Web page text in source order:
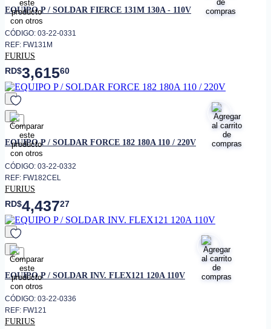
EQUIPO P / SOLDAR FIERCE 131M 130A - 110V
CÓDIGO: 03-22-0331
REF: FW131M
FURIUS
RD$3,61560
favorito
EQUIPO P / SOLDAR FORCE 182 180A 110 / 220V
CÓDIGO: 03-22-0332
REF: FW182CEL
FURIUS
RD$4,43727
favorito
EQUIPO P / SOLDAR INV. FLEX121 120A 110V
CÓDIGO: 03-22-0336
REF: FW121
FURIUS